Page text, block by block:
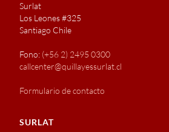
Surlat
Los Leones #325
Santiago Chile
Fono: (+56 2) 2495 0300
callcenter@quillayessurlat.cl
Formulario de contacto
SURLAT